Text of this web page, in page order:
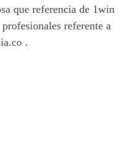
que referencia de 1win
referente a
.